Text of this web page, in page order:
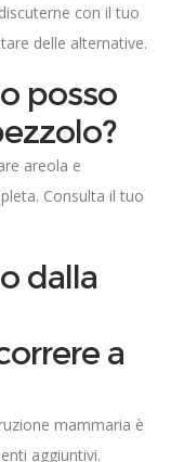
con il tuo
delle alternative.
posso
areola e
Consulta il tuo
dalla
a
mammaria è
aggiuntivi.